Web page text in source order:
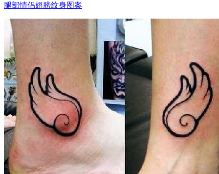
腿部情侣翅膀纹身图案